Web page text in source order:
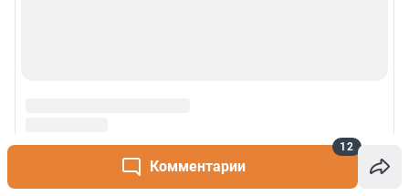
Комментарии
12